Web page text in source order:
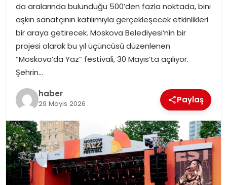
MAGAZIN
DÜNYA
OTOMOBIL
da aralarında bulunduğu 500’den fazla noktada, bini
aşkın sanatçının katılımıyla gerçekleşecek etkinlikleri
bir araya getirecek. Moskova Belediyesi’nin bir
projesi olarak bu yıl üçüncüsü düzenlenen
“Moskova’da Yaz” festivali, 30 Mayıs’ta açılıyor.
Şehrin…
haber
29 Mayıs 2026 Paylaş